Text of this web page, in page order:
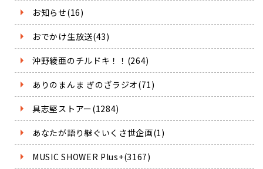
お知らせ(16)
おでかけ生放送(43)
沖野綾亜のチルドキ！！(264)
ありのまんま ぎのざラジオ(71)
具志堅ストアー(1284)
あなたが語り継ぐいくさ世企画(1)
MUSIC SHOWER Plus+(3167)